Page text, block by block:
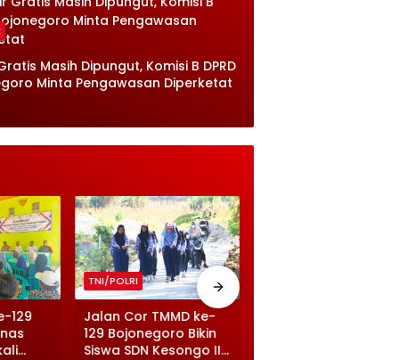
Masih Dipungut, Komisi B DPRD
Minta Pengawasan Diperketat
129
TNI/POLRI
Jalan Cor TMMD ke-
129 Bojonegoro Bikin
Siswa SDN Kesongo II